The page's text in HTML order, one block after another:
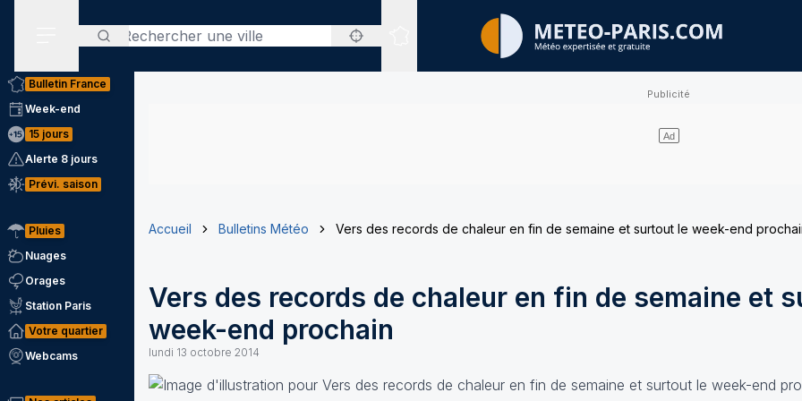
Rechercher
Sites expertisés
Bulletin France
Week-end
15 jours
Alerte 8 jours
Prévi. saison
Pluies
Nuages
Orages
Station Paris
Votre quartier
Webcams
Accueil Bulletins Météo Vers des records de chaleur en fin de semaine et surtout le week-end
Vers des records de chaleur en fin de semaine et
week-end prochain
lundi 13 octobre 2014